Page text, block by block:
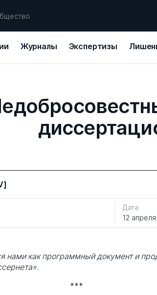
Журналы Экспертизы
Дата
12
нами как программный документ и
***